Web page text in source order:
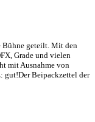
Bühne geteilt. Mit den
Grade und vielen
mit Ausnahme von
gut!Der Beipackzettel der